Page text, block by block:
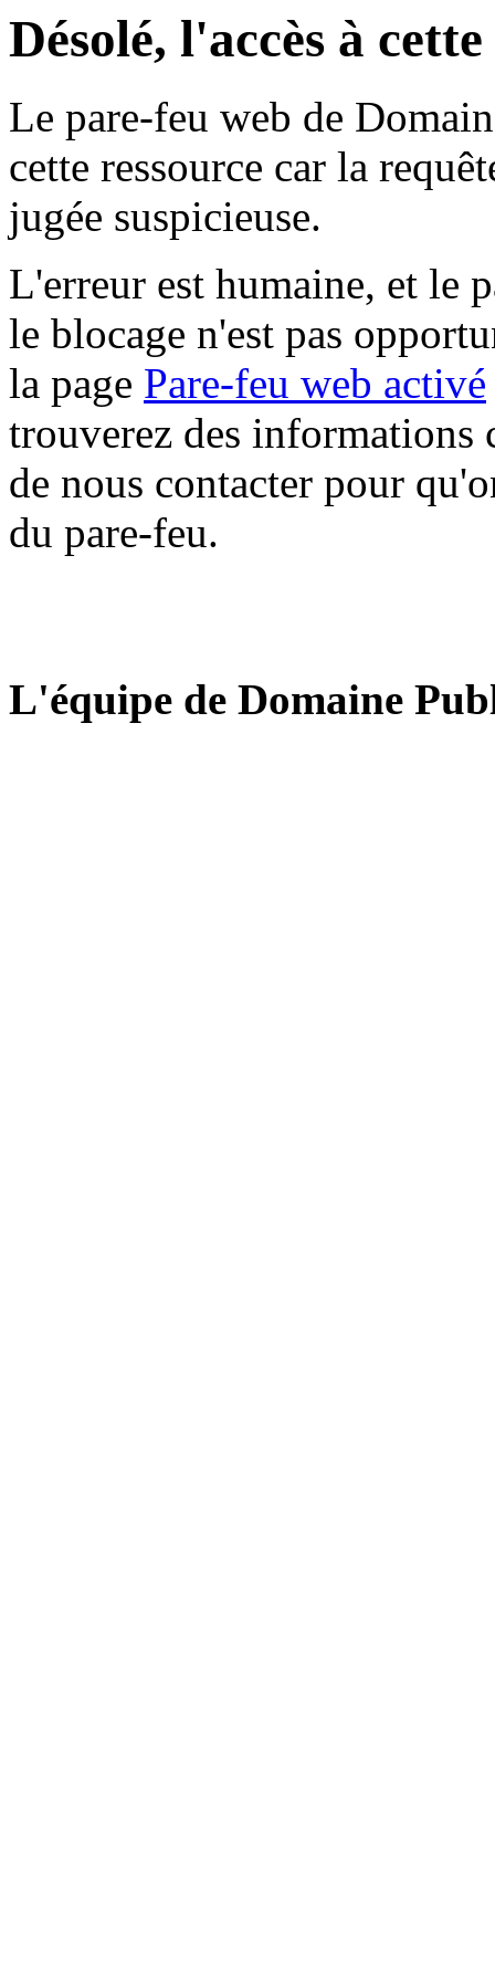
Désolé, l'accès à
Le pare-feu web de
cette ressource car la
jugée suspicieuse.
L'erreur est humaine, et le
le blocage n'est pas
la page Pare-feu web activé
trouverez des informations
de nous contacter pour
du pare-feu.
L'équipe de Domaine